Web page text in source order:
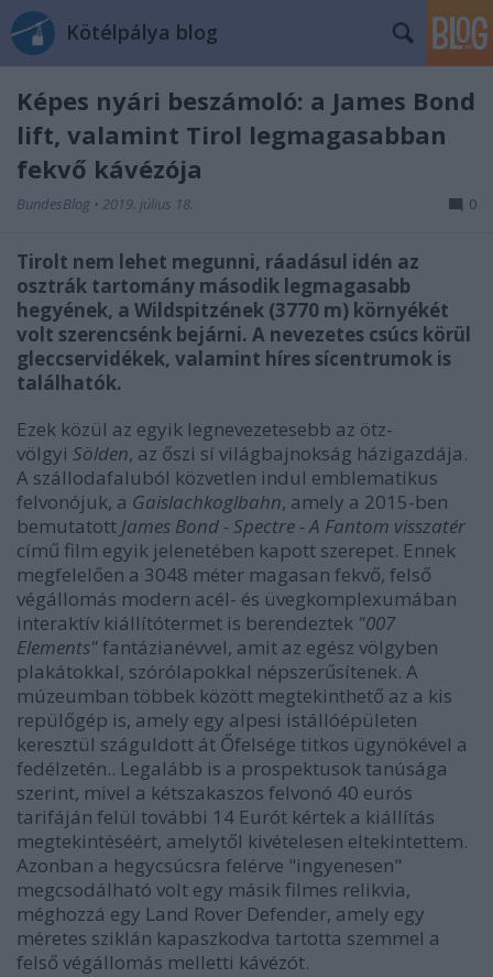
Kötélpálya blog
Képes nyári beszámoló: a James Bond
lift, valamint Tirol legmagasabban
fekvő kávézója
BundesBlog • 2019. július 18. 0
Tirolt nem lehet megunni, ráadásul idén az
osztrák tartomány második legmagasabb
hegyének, a Wildspitzének (3770 m) környékét
volt szerencsénk bejárni. A nevezetes csúcs körül
gleccservidékek, valamint híres sícentrumok is
találhatók.
Ezek közül az egyik legnevezetesebb az ötz-
völgyi Sölden, az őszi sí világbajnokság házigazdája.
A szállodafaluból közvetlen indul emblematikus
felvonójuk, a Gaislachkoglbahn, amely a 2015-ben
bemutatott James Bond - Spectre - A Fantom visszatér
című film egyik jelenetében kapott szerepet. Ennek
megfelelően a 3048 méter magasan fekvő, felső
végállomás modern acél- és üvegkomplexumában
interaktív kiállítótermet is berendeztek "007
Elements"fantázianévvel, amit az egész völgyben
plakátokkal, szórólapokkal népszerűsítenek. A
múzeumban többek között megtekinthető az a kis
repülőgép is, amely egy alpesi istállóépületen
keresztül száguldott át Őfelsége titkos ügynökével a
fedélzetén.. Legalább is a prospektusok tanúsága
szerint, mivel a kétszakaszos felvonó 40 eurós
tarifáján felül további 14 Eurót kértek a kiállítás
megtekintéséért, amelytől kivételesen eltekintettem.
Azonban a hegycsúcsra felérve "ingyenesen"
megcsodálható volt egy másik filmes relikvia,
méghozzá egy Land Rover Defender, amely egy
méretes sziklán kapaszkodva tartotta szemmel a
felső végállomás melletti kávézót.